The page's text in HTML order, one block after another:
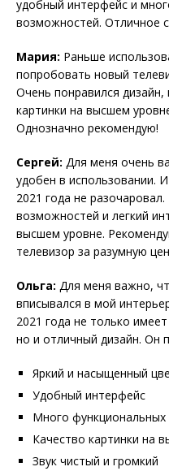
удобный интерфейс и
возможностей. Отличное
Мария: Раньше
попробовать новый
Очень понравился дизайн,
картинки на высшем
Однозначно рекомендую!
Сергей: Для меня очень
удобен в использовании.
2021 года не
возможностей и легкий
высшем уровне.
телевизор за разумную
Ольга: Для меня важно,
вписывался в мой
2021 года не только
но и отличный дизайн. Он
Яркий и насыщенный
Удобный интерфейс
Много
Качество картинки на
Звук чистый и громкий